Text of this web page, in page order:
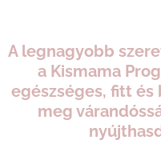
A legnagyobb
a Kismama
egészséges, fitt
meg